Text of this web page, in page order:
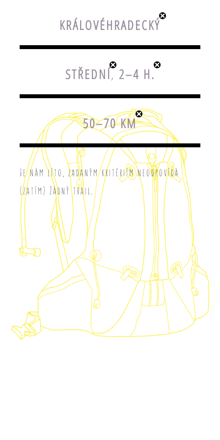
KRÁLOVÉHRADECKÝ
STŘEDNÍ, 2–4 H.
50–70 KM
Je nám líto, zadaným kritériím neodpovídá
(zatím) žádný trail.